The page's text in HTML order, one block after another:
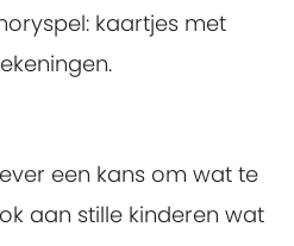
kaartjes met
een kans om wat te
aan stille kinderen wat